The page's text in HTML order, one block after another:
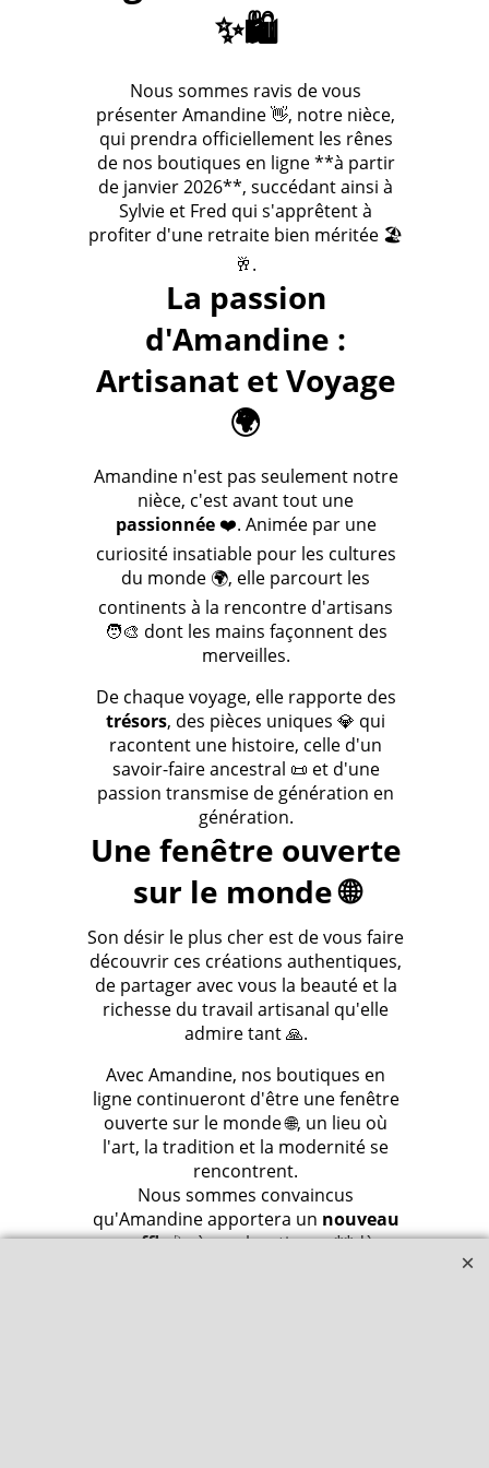
Nalo-Dzi. Ils sont terre cuite, émaillé ou même en
plastique. Là on séloigne de lésotérisme pour entrer
dans lunivers du bijoux fantaisie.
✨🛍️
Nous sommes ravis de vous
présenter Amandine 👋, notre nièce,
qui prendra officiellement les rênes
de nos boutiques en ligne **à partir
de janvier 2026**, succédant ainsi à
Sylvie et Fred qui s'apprêtent à
profiter d'une retraite bien méritée 🏖️
🥂.
La passion
d'Amandine :
Artisanat et Voyage
🌍
Amandine n'est pas seulement notre
nièce, c'est avant tout une
passionnée❤️. Animée par une
curiosité insatiable pour les cultures
du monde 🌍, elle parcourt les
continents à la rencontre d'artisans
🧑‍🎨 dont les mains façonnent des
merveilles.
De chaque voyage, elle rapporte des
trésors, des pièces uniques 💎 qui
racontent une histoire, celle d'un
savoir-faire ancestral 📜 et d'une
passion transmise de génération en
génération.
Une fenêtre ouverte
sur le monde 🌐
Son désir le plus cher est de vous faire
découvrir ces créations authentiques,
de partager avec vous la beauté et la
richesse du travail artisanal qu'elle
admire tant 🙏.
Avec Amandine, nos boutiques en
ligne continueront d'être une fenêtre
ouverte sur le monde 🌐, un lieu où
l'art, la tradition et la modernité se
rencontrent.
Nous sommes convaincus
qu'Amandine apportera un nouveau
souffle🌬️ à nos boutiques **dès